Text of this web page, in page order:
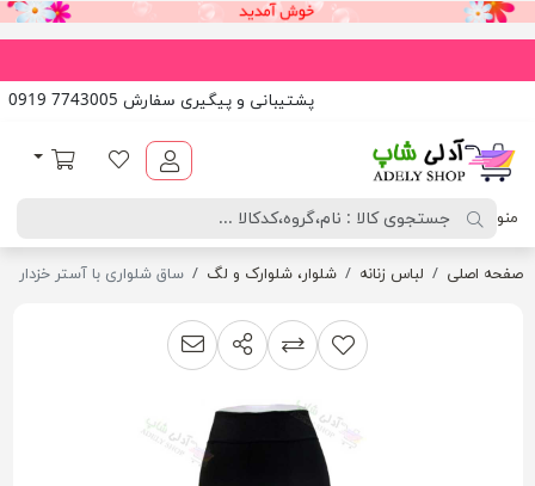
پشتیبانی و پیگیری سفارش 7743005 0919
لیست مورد علاقه
سبد خرید
منو
صفحه اصلی لباس زنانه شلوار، شلوارک و لگ ساق شلواری با آستر خزدار
افزودن به لیست مقایسه
اشتراک گذاریپیشنهاد به دوست